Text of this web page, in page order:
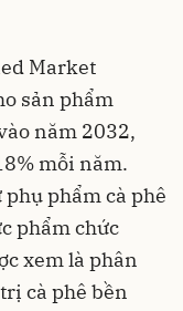
Market
sản phẩm
năm 2032,
mỗi năm.
phẩm cà phê
phẩm chức
xem là phân
cà phê bền